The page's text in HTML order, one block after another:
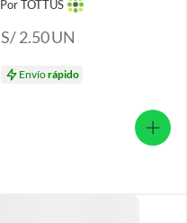
Por TOTTUS
S/ 2.50UN
Envíorápido